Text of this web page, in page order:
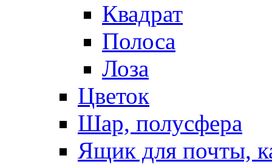
Квадрат
Полоса
Лоза
Цветок
Шар, полусфера
Ящик для почты,